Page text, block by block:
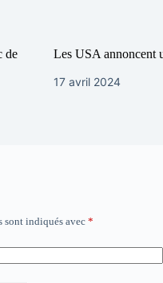
de
Les USA annoncent
17 avril 2024
sont indiqués avec *